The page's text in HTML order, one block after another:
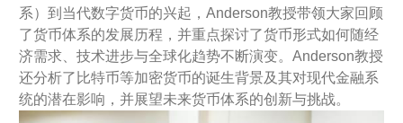
系）到当代数字货币的兴起，Anderson教授带领大家回顾
了货币体系的发展历程，并重点探讨了货币形式如何随经
济需求、技术进步与全球化趋势不断演变。Anderson教授
还分析了比特币等加密货币的诞生背景及其对现代金融系
统的潜在影响，并展望未来货币体系的创新与挑战。